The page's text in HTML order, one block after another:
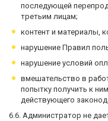
последующей
третьим лицам;
контент и материалы,
нарушение Правил
нарушение условий
вмешательство в
попытку получить к
действующего
6.6. Администратор не